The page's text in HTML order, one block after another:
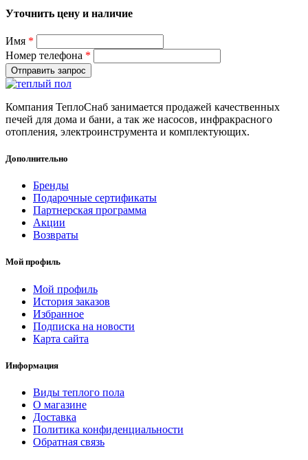
Уточнить цену и наличие
Имя *
Номер телефона *
Отправить запрос
Компания ТеплоСнаб занимается продажей качественных
печей для дома и бани, а так же насосов, инфракрасного
отопления, электроинструмента и комплектующих.
Дополнительно
Бренды
Подарочные сертификаты
Партнерская программа
Акции
Возвраты
Мой профиль
Мой профиль
История заказов
Избранное
Подписка на новости
Карта сайта
Информация
Виды теплого пола
О магазине
Доставка
Политика конфиденциальности
Обратная связь